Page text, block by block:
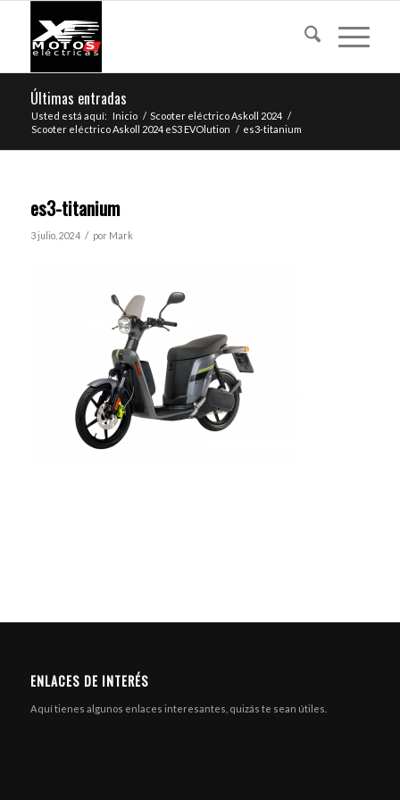
Últimas entradas
Usted está aquí: Inicio / Scooter eléctrico Askoll 2024 /
Scooter eléctrico Askoll 2024 eS3 EVOlution / es3-titanium
es3-titanium
3 julio, 2024 / por Mark
ENLACES DE INTERÉS
Aquí tienes algunos enlaces interesantes, quizás te sean útiles.